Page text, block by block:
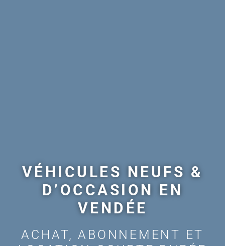
VÉHICULES NEUFS &
D’OCCASION EN
VENDÉE
ACHAT, ABONNEMENT ET